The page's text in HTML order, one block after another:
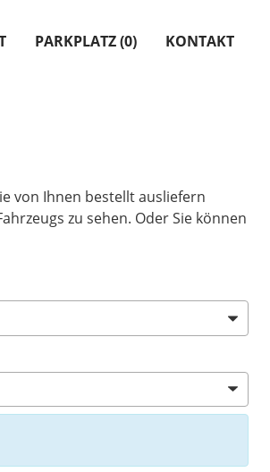
PARKPLATZ (0) KONTAKT
von Ihnen bestellt ausliefern
zu sehen. Oder Sie können